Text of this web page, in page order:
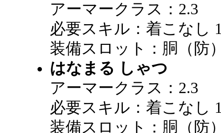
アーマークラス：2.3
必要スキル：着こなし
装備スロット：胴（防
はなまる しゃつ
アーマークラス：2.3
必要スキル：着こなし
装備スロット：胴（防